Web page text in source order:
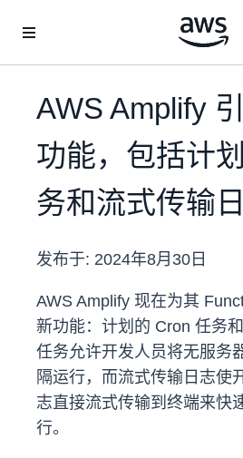
AWS Amplify
功能，包括计
务和流式传输
发布于: 2024年8月30日
AWS Amplify 现在为其
新功能：计划的 Cron 任务
任务允许开发人员将无服务
隔运行，而流式传输日志使
志直接流式传输到终端来快
行。